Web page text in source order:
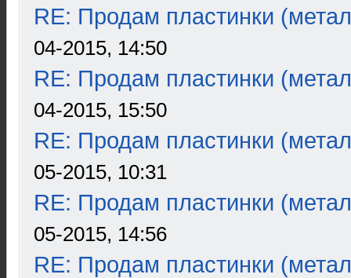
RE: Продам пластинки
04-2015, 14:50
RE: Продам пластинки
04-2015, 15:50
RE: Продам пластинки
05-2015, 10:31
RE: Продам пластинки
05-2015, 14:56
RE: Продам пластинки